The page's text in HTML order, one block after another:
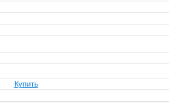
Купить